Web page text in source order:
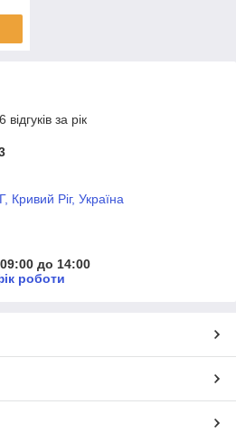
за рік
Кривий Ріг, Україна
до 14:00
роботи